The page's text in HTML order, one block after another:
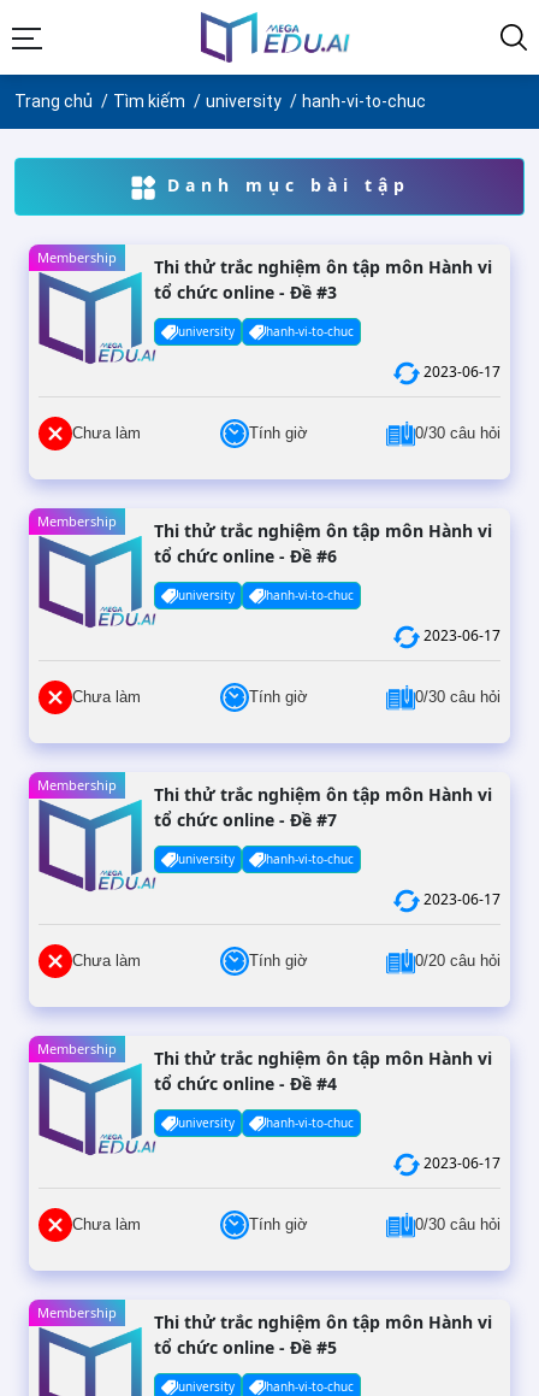
Trang chủ Tìm kiếm university hanh-vi-to-chuc
Danh mục bài tập
Membership
Thi thử trắc nghiệm ôn tập môn Hành vi
tổ chức online - Đề #3
university hanh-vi-to-chuc
2023-06-17
Chưa làm Tính giờ 0/30 câu hỏi
Membership
Thi thử trắc nghiệm ôn tập môn Hành vi
tổ chức online - Đề #6
university hanh-vi-to-chuc
2023-06-17
Chưa làm Tính giờ 0/30 câu hỏi
Membership
Thi thử trắc nghiệm ôn tập môn Hành vi
tổ chức online - Đề #7
university hanh-vi-to-chuc
2023-06-17
Chưa làm Tính giờ 0/20 câu hỏi
Membership
Thi thử trắc nghiệm ôn tập môn Hành vi
tổ chức online - Đề #4
university hanh-vi-to-chuc
2023-06-17
Chưa làm Tính giờ 0/30 câu hỏi
Membership
Thi thử trắc nghiệm ôn tập môn Hành vi
tổ chức online - Đề #5
university hanh-vi-to-chuc